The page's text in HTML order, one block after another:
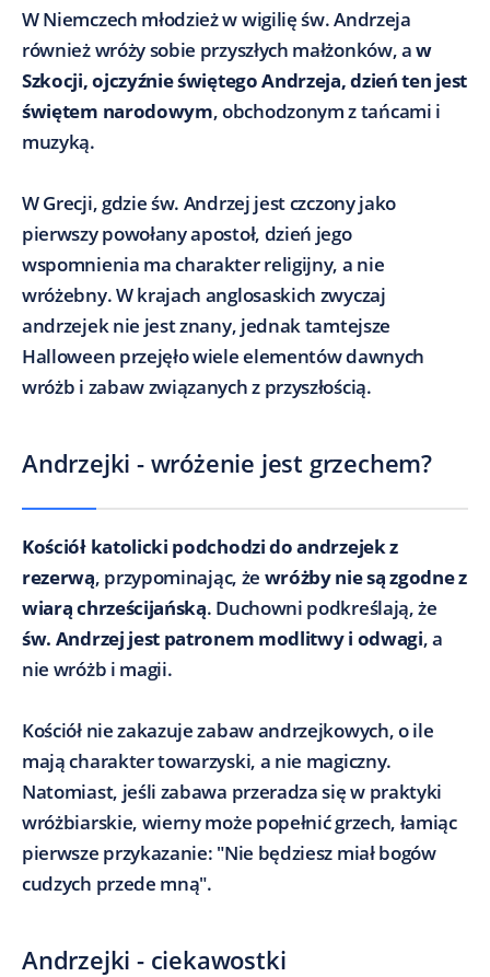
W Niemczech młodzież w wigilię św. Andrzeja
również wróży sobie przyszłych małżonków, aw
Szkocji, ojczyźnie świętego Andrzeja, dzień ten jest
świętem narodowym, obchodzonym z tańcami i
muzyką.
W Grecji, gdzie św. Andrzej jest czczony jako
pierwszy powołany apostoł, dzień jego
wspomnienia ma charakter religijny, a nie
wróżebny. W krajach anglosaskich zwyczaj
andrzejek nie jest znany, jednak tamtejsze
Halloween przejęło wiele elementów dawnych
wróżb i zabaw związanych z przyszłością.
Andrzejki - wróżenie jest grzechem?
Kościół katolicki podchodzi do andrzejek z
rezerwą, przypominając, że wróżby nie są zgodne z
wiarą chrześcijańską. Duchowni podkreślają, że
św. Andrzej jest patronem modlitwy i odwagi, a
nie wróżb i magii.
Kościół nie zakazuje zabaw andrzejkowych, o ile
mają charakter towarzyski, a nie magiczny.
Natomiast, jeśli zabawa przeradza się w praktyki
wróżbiarskie, wierny może popełnić grzech, łamiąc
pierwsze przykazanie: "Nie będziesz miał bogów
cudzych przede mną".
Andrzejki - ciekawostki